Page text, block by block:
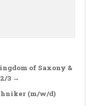
of Saxony &
3 →
(m/w/d)